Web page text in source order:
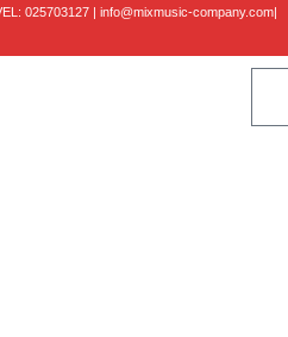
025703127 |info@mixmusic-company.com|